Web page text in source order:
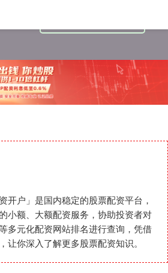
开户」是国内稳定的股票配资平台，
小额、大额配资服务，协助投资者对
多元化配资网站排名进行查询，凭借
让你深入了解更多股票配资知识。